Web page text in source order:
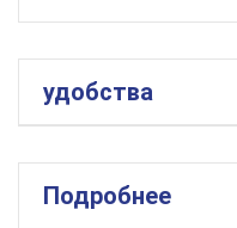
удобства
Подробнее